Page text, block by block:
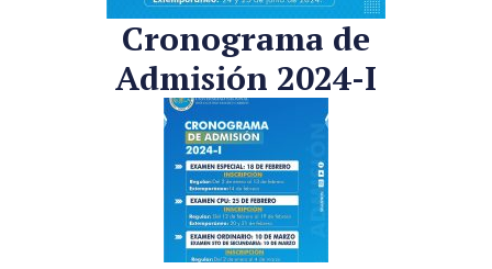
Cronograma de
Admisión 2024-I